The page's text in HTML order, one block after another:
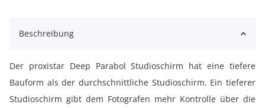
Beschreibung
Der proxistar Deep Parabol Studioschirm hat eine tiefere
Bauform als der durchschnittliche Studioschirm. Ein tieferer
Studioschirm gibt dem Fotografen mehr Kontrolle über die